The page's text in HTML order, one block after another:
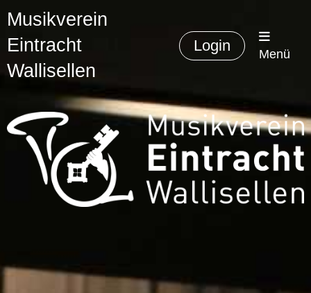
Musikverein
Eintracht
Wallisellen
Login Menü